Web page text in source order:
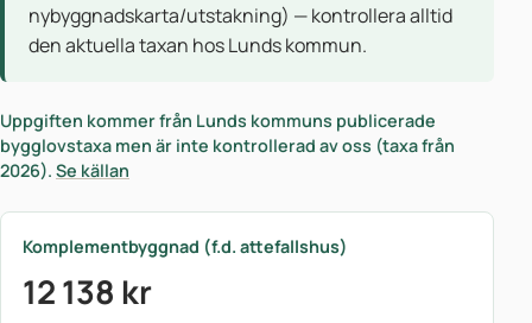
nybyggnadskarta/utstakning) — kontrollera alltid
den aktuella taxan hos Lunds kommun.
Uppgiften kommer från Lunds kommuns publicerade
bygglovstaxa men är inte kontrollerad av oss (taxa från
2026). Se källan
Komplementbyggnad (f.d. attefallshus)
12 138 kr